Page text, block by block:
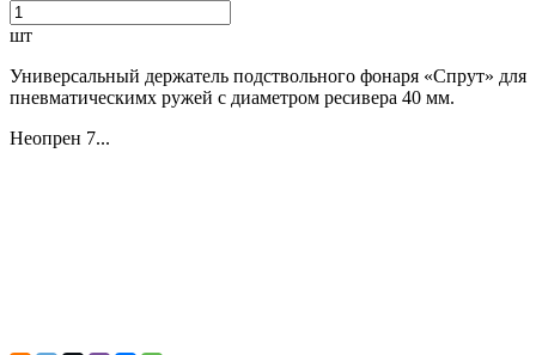
шт
Универсальный держатель подствольного фонаря «Спрут» для
пневматическимх ружей с диаметром ресивера 40 мм.
Неопрен 7...